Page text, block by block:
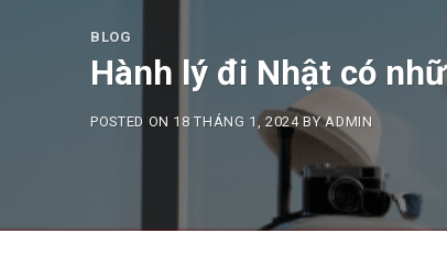
BLOG
Hành lý đi Nhật có
POSTED ON 18 THÁNG 1, 2024BYADMIN